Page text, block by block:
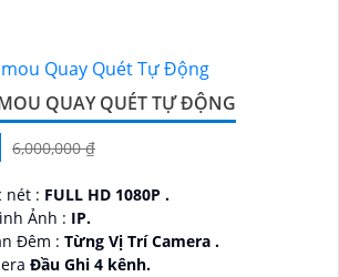
QUAY QUÉT TỰ ĐỘNG
6,000,000 ₫
nét : FULL HD 1080P .
⚒ Công Nghệ Hình Ảnh : IP.
🌔 Xem Được Ban Đêm : Từng Vị Trí Camera .
Đầu Ghi 4 kênh.